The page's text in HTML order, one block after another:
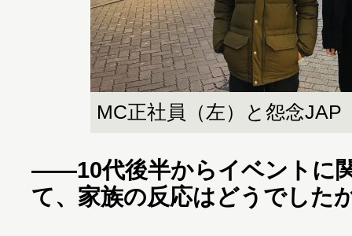
MC正社員（左）と怨念JAP
——10代後半からイベントに
て、家族の反応はどうでした